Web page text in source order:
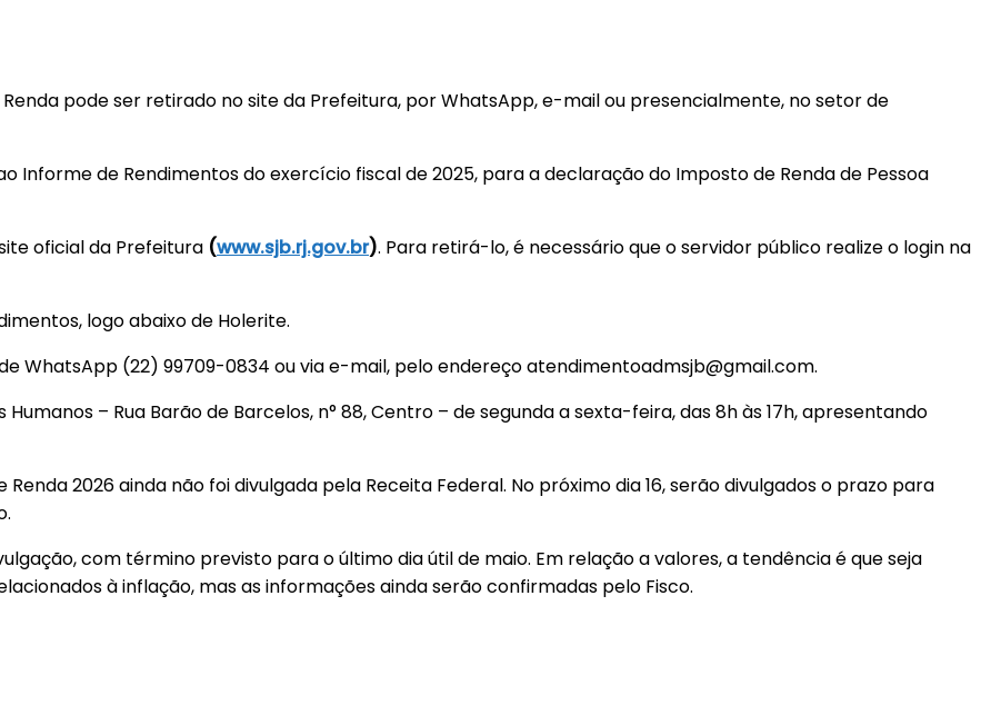
pode ser retirado no site da Prefeitura, por WhatsApp, e-mail ou presencialmente, no setor de
Informe de Rendimentos do exercício fiscal de 2025, para a declaração do Imposto de Renda de Pessoa
oficial da Prefeitura (www.sjb.rj.gov.br). Para retirá-lo, é necessário que o servidor público realize o login na
logo abaixo de Holerite.
WhatsApp (22) 99709-0834 ou via e-mail, pelo endereço atendimentoadmsjb@gmail.com.
– Rua Barão de Barcelos, n° 88, Centro – de segunda a sexta-feira, das 8h às 17h, apresentando
2026 ainda não foi divulgada pela Receita Federal. No próximo dia 16, serão divulgados o prazo para
com término previsto para o último dia útil de maio. Em relação a valores, a tendência é que seja
à inflação, mas as informações ainda serão confirmadas pelo Fisco.